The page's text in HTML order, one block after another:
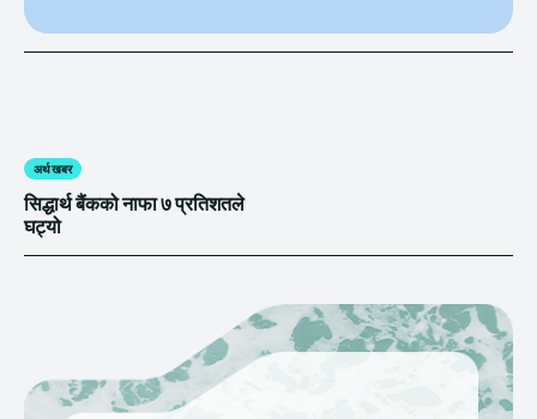
अर्थ खबर
सिद्धार्थ बैंकको नाफा ७ प्रतिशतले
घट्यो